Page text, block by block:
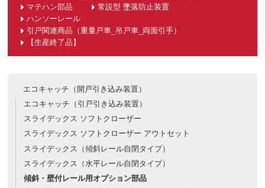
マテハン部品
常設型 墜落防止装置
ハンソーレール
引戸関連商品（重量戸車_吊戸車_両面引手）
【生産終了品】
エコキャッチ（開戸引き込み装置）
エコキャッチ（引戸引き込み装置）
スライデックス ソフトクローザー
スライデックス ソフトクローザー アウトセット
スライデックス（傾斜レール自閉タイプ）
スライデックス（水平レール自閉タイプ）
傾斜・壁付レール用オプション部品